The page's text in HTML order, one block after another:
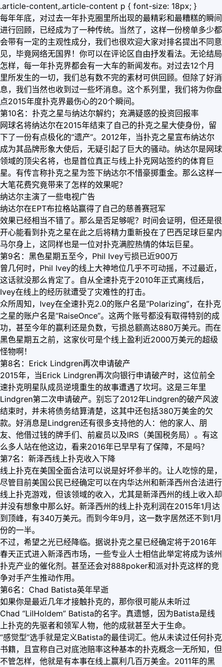
.article-content,.article-content p { font-size: 18px; }
每年年底，对过去一年扑克圈里所出现的最精彩和最糟糕的瞬间
进行回顾，已经成为了一种传统。当然了，这样一份榜单多少都
会带有一定的主观性成分，我们也很欢迎大家对排名提出不同意
见，毕竟网络无国界！你可以在评论区自由抒发看法。无论结局
怎样，每一年扑克界都会有一大车的新闻发布。对过去12个月
里所发生的一切，我们总有数不完的素材可供回顾。但除了好消
息，我们当然也收到过一些坏消息。这个系列里，我们将为你盘
点2015年度扑克界最伤心的20个瞬间。
第10名：扑克之星与纳达尔解约；充满疑惑的投资回报率
网球名将纳达尔在2015年结束了自己的扑克之星大使身份，留
下了一份有点极化的“遗产”。2012年，当扑克之星宣布纳达尔
成为其品牌形象大使后，无疑引起了巨大的骚动。纳达尔是网球
领域的顶尖名将，也是首位真正与线上扑克网站签约的体育巨
星。有传言称扑克之星为签下纳达尔不惜豪掷重金。那么这样一
大笔花费究竟带来了怎样的效果呢？
纳达尔主演了一些电视广告
纳达尔在EPT布拉格站赢得了自己的慈善赛冠军
效果已经相当不错了。那么是否足够呢？时间会证明，但还是很
开心能看到扑克之星在此之后将精力重新投在了巴西足球巨星内
马尔身上，这同样也是一位对扑克满腔热情的体坛巨星。
第9名：黑色星期五至今，Phil Ivey亏损已近900万
曾几何时，Phil Ivey的线上大神地位几乎不可动摇，不过最近，
这话就没那么肯定了。自从全速扑克于2010年正式离线后，
Ivey在线上的经历就遭受了灾难性的打击。
众所周知，Ivey在全速扑克2.0的账户名是“Polarizing”，在扑克
之星的账户名是“RaiseOnce”。这两个账号都没有取得特别的成
功，甚至今年的赢利还是负数，亏损总额高达880万美元。而在
黑色星期五之前，这家伙可是个线上盈利近2000万美元的超级
怪物啊！
第8名：Erick Lindgren再次申请破产
2015年，当Erick Lindgren再次向银行申请破产时，这位前全
速扑克明星队成员逆境重生的故事遭遇了坎坷。这是三年里
Lindgren第二次申请破产。别忘了2012年Lindgren的破产风波
结束时，并未将债务结算清楚，这其中还包括380万美金的欠
款。好消息是Lindgren还有很多支持他的人：他的家人、朋
友、他借过钱的牌手们、前雇员以及IRS（美国税务局）。有这
么多人站在他这边，看来2016年已早早有了保障，不是吗？
第7名：新泽西线上扑克收入下降
线上扑克在美国全面合法可以说是好坏参半的。让人吃惊的是，
尽管目前美国公民已经确定可以在内华达州和新泽西州合法进行
线上扑克游戏，但该领域的收入，尤其是新泽西州的线上收入却
并没有想象中那么好。新泽西州的线上扑克利润在2015年1月达
到顶峰，有340万美元。而到今年9月，这一数字居然还不到1月
份的一半。
不过，希望之光已经降临。据说扑克之星已经确定将于2016年
春天正式进入新泽西市场，一些专业人士相信此举定将成为该州
扑克产业的催化剂。甚至还会对888poker和派对扑克这样的竞
争对手产生推动作用。
第6名：Chad Batista英年早逝
如果你是最近几年才接触扑克的，那你很可能从未听过
Chad “LilHoldem” Batista的名字。真遗憾，因为Batista是线
上扑克的先驱者和领军人物，他的成就甚至大于生命。
“感觉型”选手就是定义Batista的最佳词汇。他从未读过任何扑克
书籍，且宣称自己对底池赔率这种基本的扑克概念一无所知，但
不管怎样，他就是有本事在线上赢利几百万美金。2011年的黑